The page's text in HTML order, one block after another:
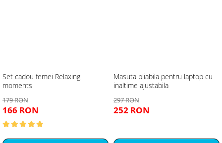
Set cadou femei Relaxing
moments
179 RON
166 RON
Masuta pliabila pentru laptop cu
inaltime ajustabila
297 RON
252 RON